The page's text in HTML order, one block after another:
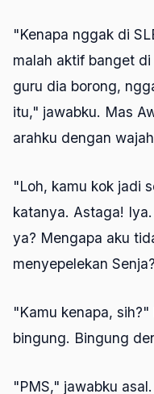
"Kenapa nggak di
malah aktif banget
guru dia borong,
itu," jawabku. Mas
arahku dengan
"Loh, kamu kok jadi
katanya. Astaga!
ya? Mengapa aku
menyepelekan Senja?
"Kamu kenapa,
bingung. Bingung
"PMS," jawabku asal.